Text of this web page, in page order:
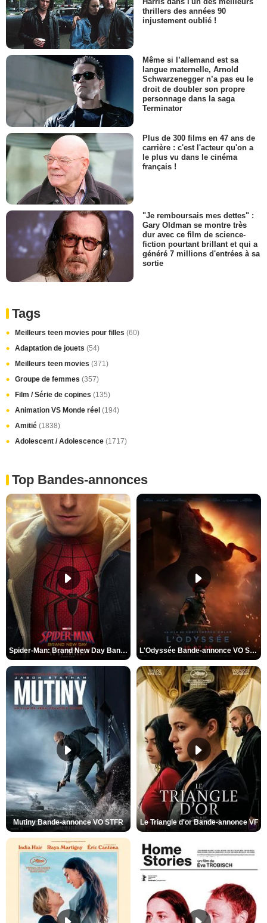
thrillers des années 90
injustement oublié !
Même si l’allemand est sa
langue maternelle, Arnold
Schwarzenegger n’a pas eu le
droit de doubler son propre
personnage dans la saga
Terminator
Plus de 300 films en 47 ans de
carrière : c'est l'acteur qu'on a
le plus vu dans le cinéma
français !
"Je remboursais mes dettes" :
Gary Oldman se montre très
dur avec ce film de science-
fiction pourtant brillant et qui a
généré 7 millions d'entrées à sa
sortie
Tags
Meilleurs teen movies pour filles (60)
Adaptation de jouets (54)
Meilleurs teen movies (371)
Groupe de femmes (357)
Film / Série de copines (135)
Animation VS Monde réel (194)
Amitié (1838)
Adolescent / Adolescence (1717)
Top Bandes-annonces
Spider-Man: Brand New Day Bande-annonce VO STFR L'Odyssée Bande-annonce VO STFR
Mutiny Bande-annonce VO STFR Le Triangle d'or Bande-annonce VF